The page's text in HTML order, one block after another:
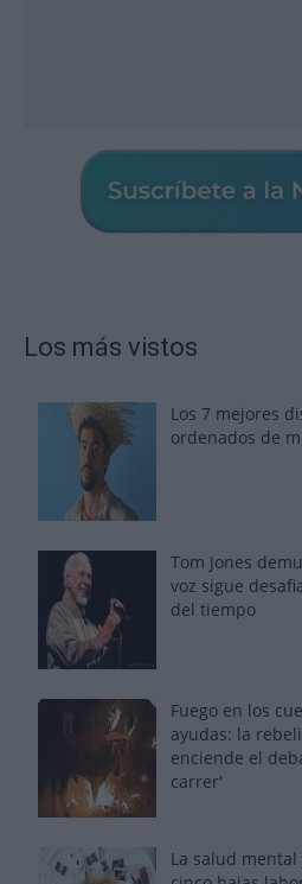
Los más vistos
Los 7 mejores
ordenados de
Tom Jones
voz sigue
del tiempo
Fuego en los
ayudas: la
enciende el
carrer'
La salud